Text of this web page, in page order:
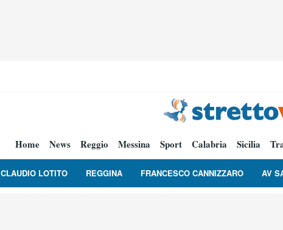
Home News Reggio Messina Sport Calabria Sicilia
CLAUDIO LOTITO REGGINA FRANCESCO CANNIZZARO AV